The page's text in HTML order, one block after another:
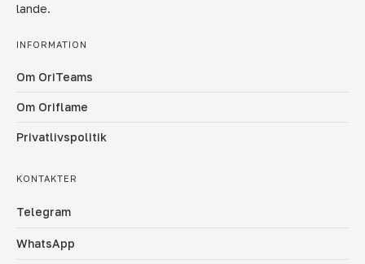
lande.
INFORMATION
Om OriTeams
Om Oriflame
Privatlivspolitik
KONTAKTER
Telegram
WhatsApp